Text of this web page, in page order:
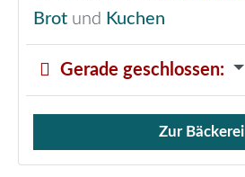
Brot und Kuchen
Gerade geschlossen:
Verkauf von Brötchen,
Zur Bäckerei